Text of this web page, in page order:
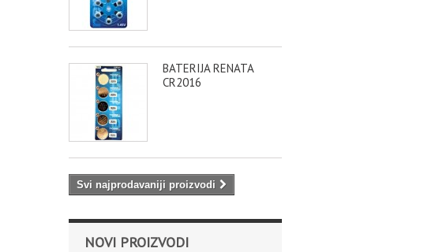
BATERIJA RENATA
CR2016
Svi najprodavaniji proizvodi
NOVI PROIZVODI